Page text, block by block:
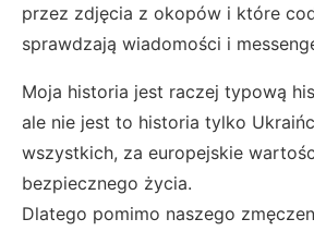
przez zdjęcia z okopów i które
sprawdzają wiadomości i
Moja historia jest raczej typową
ale nie jest to historia tylko
wszystkich, za europejskie
bezpiecznego życia.
Dlatego pomimo naszego